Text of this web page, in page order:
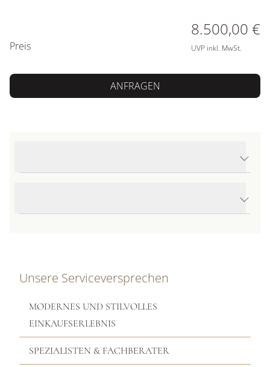
Preis
8.500,00 €
UVP inkl. MwSt.
ANFRAGEN
Unsere Serviceversprechen
MODERNES UND STILVOLLES
EINKAUFSERLEBNIS
SPEZIALISTEN & FACHBERATER